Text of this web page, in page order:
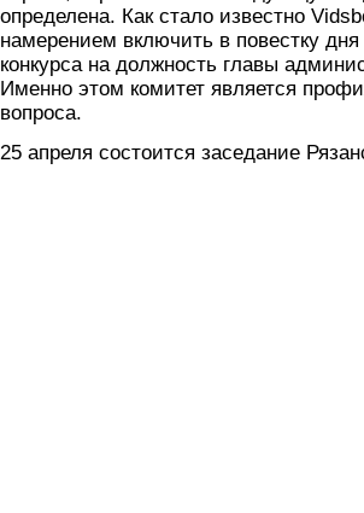
определена. Как стало известно
намерением включить в повестку
конкурса на должность главы
Именно этом комитет является
вопроса.
25 апреля состоится заседание